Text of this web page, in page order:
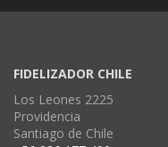
FIDELIZADOR CHILE
Los Leones 2225
Providencia
Santiago de Chile